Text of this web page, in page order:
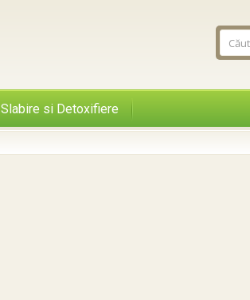
Slabire si Detoxifiere